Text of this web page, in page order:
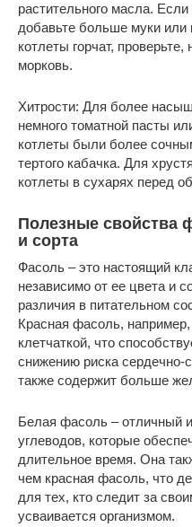
растительного масла.
добавьте больше муки
котлеты горчат,
морковь.
Хитрости: Для более
немного томатной пасты
котлеты были более
тертого кабачка. Для
котлеты в сухарях перед
Полезные свойства
и сорта
Фасоль – это настоящий
независимо от ее цвета и
различия в питательном
Красная фасоль,
клетчаткой, что
снижению риска
также содержит больше
Белая фасоль – отличный
углеводов, которые
длительное время. Она
чем красная фасоль, что
для тех, кто следит за
усваивается организмом.